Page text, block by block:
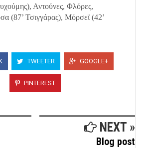
Αντούνες, Φλόρες,
(87’ Τσιγγάρας), Μόρσεϊ (42’
TWEETER GOOGLE+
PINTEREST
NEXT »
Blog post